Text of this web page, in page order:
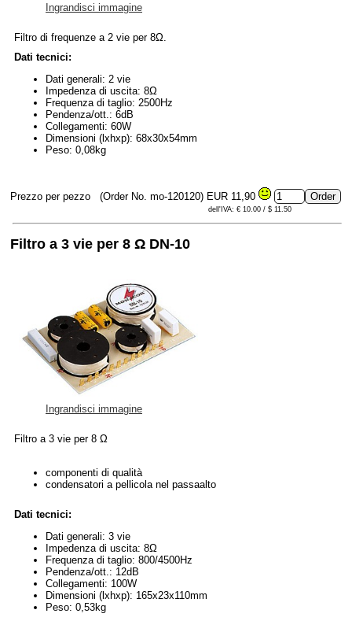
Ingrandisci immagine
Filtro di frequenze a 2 vie per 8Ω.
Dati tecnici:
Dati generali: 2 vie
Impedenza di uscita: 8Ω
Frequenza di taglio: 2500Hz
Pendenza/ott.: 6dB
Collegamenti: 60W
Dimensioni (lxhxp): 68x30x54mm
Peso: 0,08kg
Prezzo per pezzo (Order No. mo-120120) EUR 11,90
dell'IVA: € 10.00 / $ 11.50
Filtro a 3 vie per 8 Ω DN-10
Ingrandisci immagine
Filtro a 3 vie per 8 Ω
componenti di qualità
condensatori a pellicola nel passaalto
Dati tecnici:
Dati generali: 3 vie
Impedenza di uscita: 8Ω
Frequenza di taglio: 800/4500Hz
Pendenza/ott.: 12dB
Collegamenti: 100W
Dimensioni (lxhxp): 165x23x110mm
Peso: 0,53kg